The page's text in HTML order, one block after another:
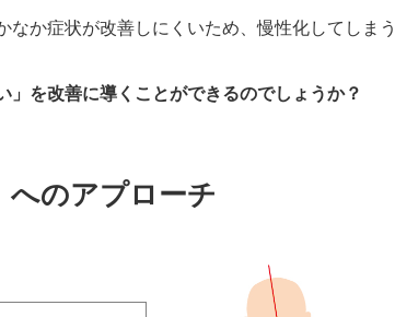
なか症状が改善しにくいため、慢性化してしまう
」を改善に導くことができるのでしょうか？
へのアプローチ